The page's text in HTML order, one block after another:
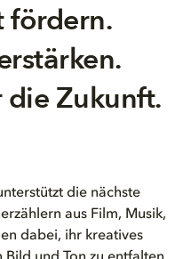
fördern.
Zukunft.
die nächste
aus Film, Musik,
dabei, ihr kreatives